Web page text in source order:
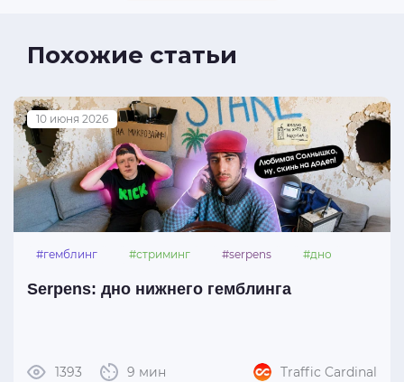
Похожие статьи
10 июня 2026
#гемблинг #стриминг #serpens #дно
Serpens: дно нижнего гемблинга
1393 9 мин Traffic Cardinal